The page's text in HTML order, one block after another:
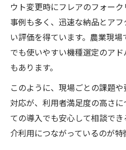
ウト変更時にフレアのフォー
事例も多く、迅速な納品とア
い評価を得ています。農業現
でも使いやすい機種選定のア
もあります。
このように、現場ごとの課題
対応が、利用者満足度の高さ
ての導入でも安心して相談で
介利用につながっているのが特